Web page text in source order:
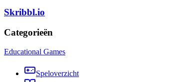
Skribbl.io
Categorieën
Educational Games
Speloverzicht